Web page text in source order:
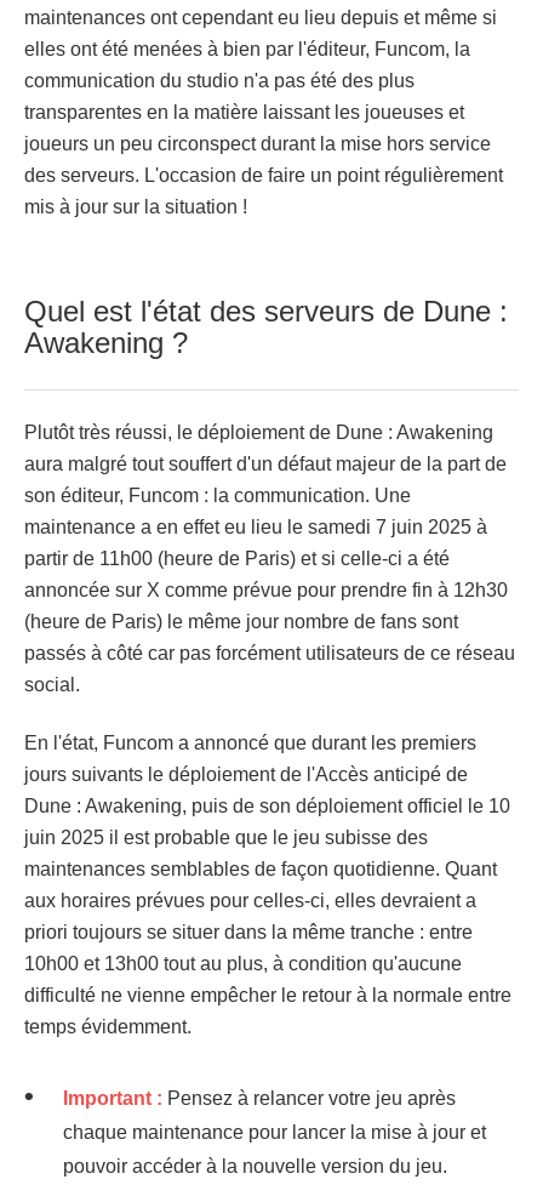
maintenances ont cependant eu lieu depuis et même si
elles ont été menées à bien par l'éditeur, Funcom, la
communication du studio n'a pas été des plus
transparentes en la matière laissant les joueuses et
joueurs un peu circonspect durant la mise hors service
des serveurs. L'occasion de faire un point régulièrement
mis à jour sur la situation !
Quel est l'état des serveurs de Dune :
Awakening ?
Plutôt très réussi, le déploiement de Dune : Awakening
aura malgré tout souffert d'un défaut majeur de la part de
son éditeur, Funcom : la communication. Une
maintenance a en effet eu lieu le samedi 7 juin 2025 à
partir de 11h00 (heure de Paris) et si celle-ci a été
annoncée sur X comme prévue pour prendre fin à 12h30
(heure de Paris) le même jour nombre de fans sont
passés à côté car pas forcément utilisateurs de ce réseau
social.
En l'état, Funcom a annoncé que durant les premiers
jours suivants le déploiement de l'Accès anticipé de
Dune : Awakening, puis de son déploiement officiel le 10
juin 2025 il est probable que le jeu subisse des
maintenances semblables de façon quotidienne. Quant
aux horaires prévues pour celles-ci, elles devraient a
priori toujours se situer dans la même tranche : entre
10h00 et 13h00 tout au plus, à condition qu'aucune
difficulté ne vienne empêcher le retour à la normale entre
temps évidemment.
Important : Pensez à relancer votre jeu après
chaque maintenance pour lancer la mise à jour et
pouvoir accéder à la nouvelle version du jeu.